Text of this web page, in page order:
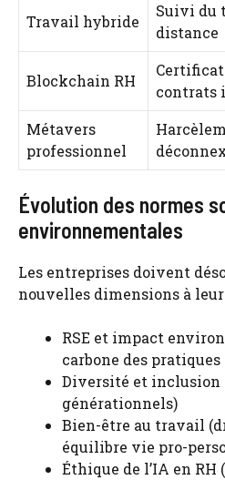
Travail hybride
Suivi du
distance
Blockchain RH
contrats
Métavers
professionnel
Évolution des normes
environnementales
Les entreprises doivent
nouvelles dimensions à
RSE et impact
carbone des pratiques
Diversité et inclusion
générationnels)
Bien-être au travail
équilibre vie pro-
Éthique de l’IA en RH